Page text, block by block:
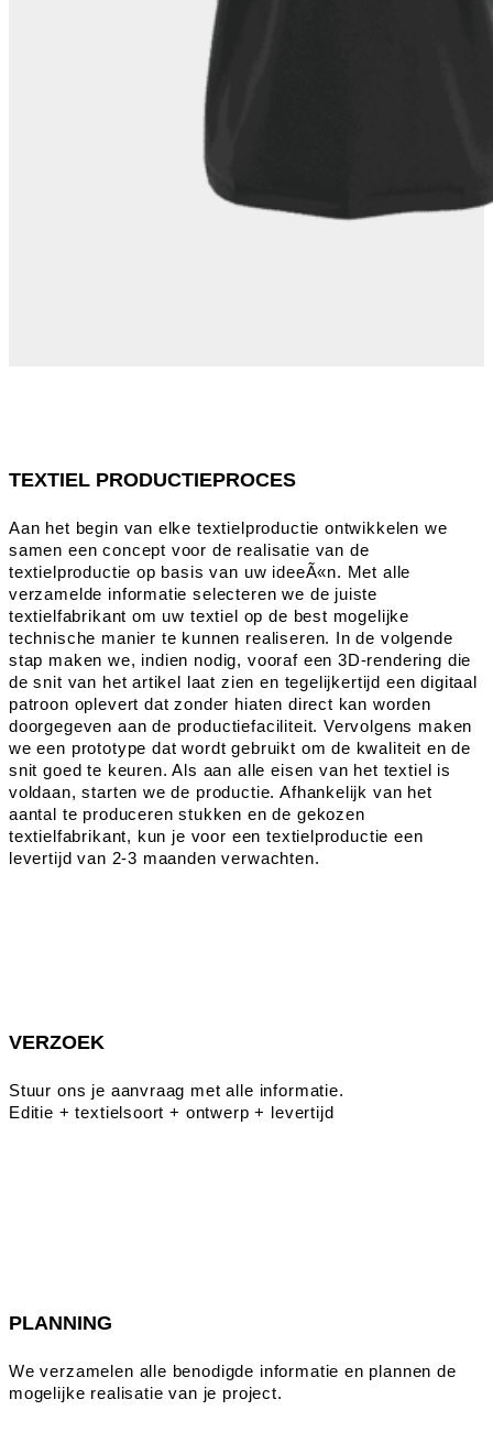
TEXTIEL PRODUCTIEPROCES
Aan het begin van elke textielproductie ontwikkelen we
samen een concept voor de realisatie van de
textielproductie op basis van uw ideeÃ«n. Met alle
verzamelde informatie selecteren we de juiste
textielfabrikant om uw textiel op de best mogelijke
technische manier te kunnen realiseren. In de volgende
stap maken we, indien nodig, vooraf een 3D-rendering die
de snit van het artikel laat zien en tegelijkertijd een digitaal
patroon oplevert dat zonder hiaten direct kan worden
doorgegeven aan de productiefaciliteit. Vervolgens maken
we een prototype dat wordt gebruikt om de kwaliteit en de
snit goed te keuren. Als aan alle eisen van het textiel is
voldaan, starten we de productie. Afhankelijk van het
aantal te produceren stukken en de gekozen
textielfabrikant, kun je voor een textielproductie een
levertijd van 2-3 maanden verwachten.
VERZOEK
Stuur ons je aanvraag met alle informatie.
Editie + textielsoort + ontwerp + levertijd
PLANNING
We verzamelen alle benodigde informatie en plannen de
mogelijke realisatie van je project.